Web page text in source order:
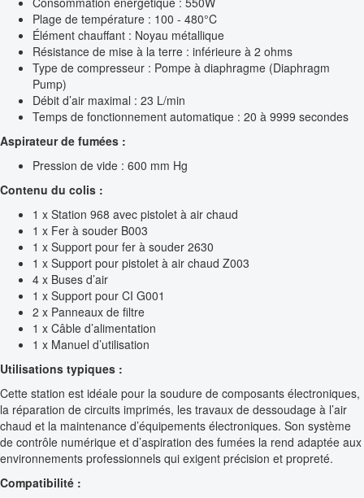
Plage de température : 100 - 480°C
Élément chauffant : Noyau métallique
Résistance de mise à la terre : inférieure à 2 ohms
Type de compresseur : Pompe à diaphragme (Diaphragm
Pump)
Débit d’air maximal : 23 L/min
Temps de fonctionnement automatique : 20 à 9999 secondes
Aspirateur de fumées :
Pression de vide : 600 mm Hg
Contenu du colis :
1 x Station 968 avec pistolet à air chaud
1 x Fer à souder B003
1 x Support pour fer à souder 2630
1 x Support pour pistolet à air chaud Z003
4 x Buses d’air
1 x Support pour CI G001
2 x Panneaux de filtre
1 x Câble d’alimentation
1 x Manuel d’utilisation
Utilisations typiques :
Cette station est idéale pour la soudure de composants électroniques,
la réparation de circuits imprimés, les travaux de dessoudage à l’air
chaud et la maintenance d’équipements électroniques. Son système
de contrôle numérique et d’aspiration des fumées la rend adaptée aux
environnements professionnels qui exigent précision et propreté.
Compatibilité :